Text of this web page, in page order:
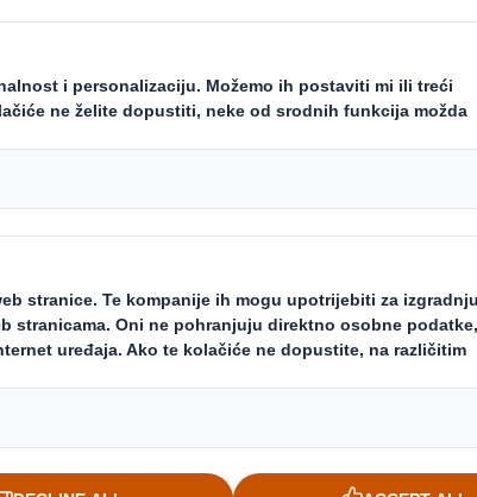
radno okruženje te
koji pruža mogućnosti ne samo za
inkluzivniji rast. Kada se pokreću bilo
pravedna i poštena, uz široku